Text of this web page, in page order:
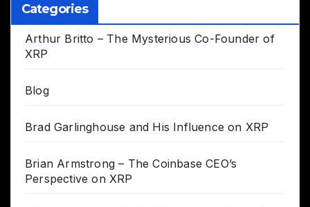
Categories
Arthur Britto – The Mysterious Co-Founder of
XRP
Blog
Brad Garlinghouse and His Influence on XRP
Brian Armstrong – The Coinbase CEO’s
Perspective on XRP